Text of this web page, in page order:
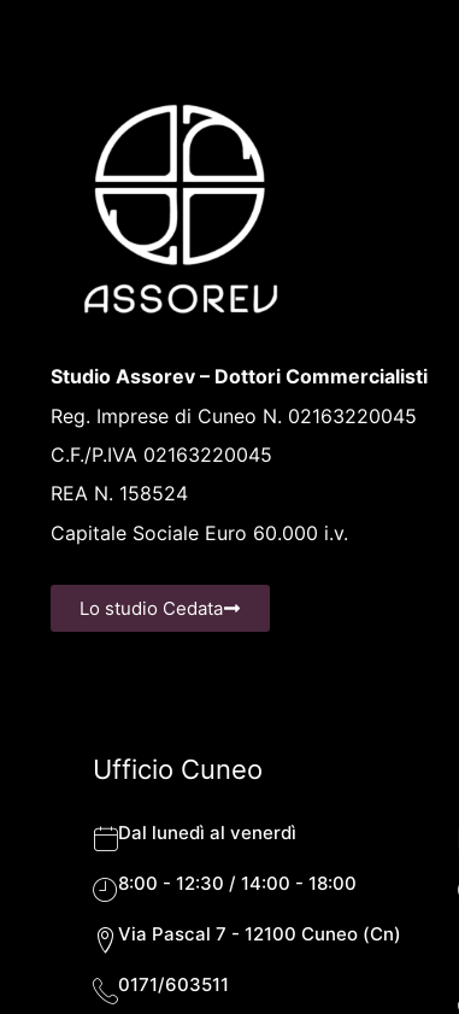
Studio Assorev – Dottori Commercialisti
Reg. Imprese di Cuneo N. 02163220045
C.F./P.IVA 02163220045
REA N. 158524
Capitale Sociale Euro 60.000 i.v.
Lo studio Cedata
Ufficio Cuneo
Dal lunedì al venerdì
8:00 - 12:30 / 14:00 - 18:00
Via Pascal 7 - 12100 Cuneo (Cn)
0171/603511